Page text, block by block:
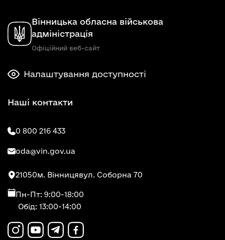
Вінницька обласна військова
адміністрація
Офіційний веб-сайт
Налаштування доступності
Наші контакти
0 800 216 433
oda@vin.gov.ua
21050м. Вінницявул. Соборна 70
Пн-Пт: 9:00-18:00
Обід: 13:00-14:00